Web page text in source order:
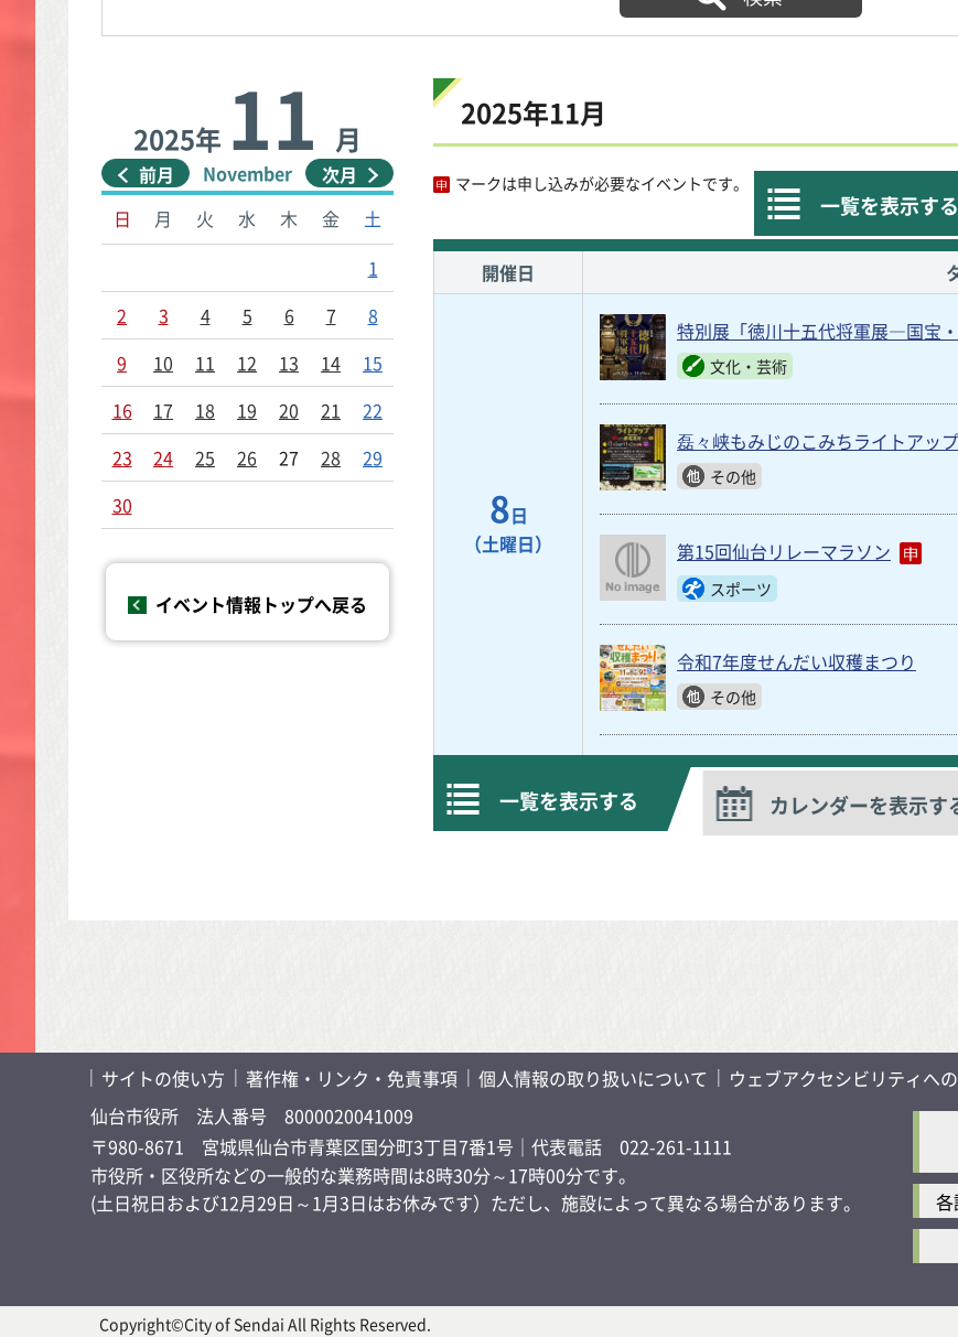
2025年 11 月
November
前月
次月
日
月 火 水 木 金
土
1
2
3 4 5 6 7
8
9
10 11 12 13 14
15
16
17 18 19 20 21
22
23
24 25 26 27 28
29
30
イベント情報トップへ戻る
2025年11月
マークは申し込みが必要なイベントです。
一覧を表示する
開催日
8日
（土曜日）
特別展「徳川十五代将軍展―国宝
文化・芸術
磊々峡もみじのこみちライトアップ
その他
第15回仙台リレーマラソン
スポーツ
令和7年度せんだい収穫まつり
その他
一覧を表示する カレンダーを表示す
サイトの使い方 著作権・リンク・免責事項 個人情報の取り扱いについて
ウェブアクセシビリティへ
仙台市役所 法人番号 8000020041009
〒980-8671 宮城県仙台市青葉区国分町3丁目7番1号 ｜代表電話 022-261-1111
市役所・区役所などの一般的な業務時間は8時30分～17時00分です。
(土日祝日および12月29日～1月3日はお休みです）ただし、施設によって異なる場合があります。
Copyright©City of Sendai All Rights Reserved.